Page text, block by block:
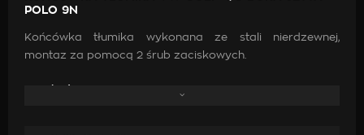
POLO 9N
Końcówka tłumika wykonana ze stali nierdzewnej,
montaz za pomocą 2 śrub zaciskowych.